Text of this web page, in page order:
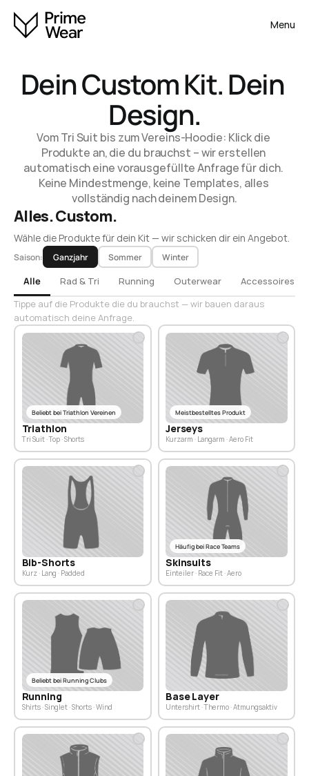
Menu
Dein Custom Kit. Dein
Design.
Vom Tri Suit bis zum Vereins-Hoodie: Klick die
Produkte an, die du brauchst – wir erstellen
automatisch eine vorausgefüllte Anfrage für dich.
Keine Mindestmenge, keine Templates, alles
vollständig nach deinem Design.
Alles. Custom.
Wähle die Produkte für dein Kit — wir schicken dir ein Angebot.
Saison: Ganzjahr Sommer Winter
Alle Rad & Tri Running Outerwear
Accessoires
Tippe auf die Produkte die du brauchst — wir bauen daraus
automatisch deine Anfrage.
Beliebt bei Triathlon Vereinen
Triathlon
Tri Suit · Top · Shorts
Meistbestelltes Produkt
Jerseys
Kurzarm · Langarm · Aero Fit
Bib-Shorts
Kurz · Lang · Padded
Häufig bei Race Teams
Skinsuits
Einteiler · Race Fit · Aero
Beliebt bei Running Clubs
Running
Shirts · Singlet · Shorts · Wind
Base Layer
Untershirt · Thermo · Atmungsaktiv